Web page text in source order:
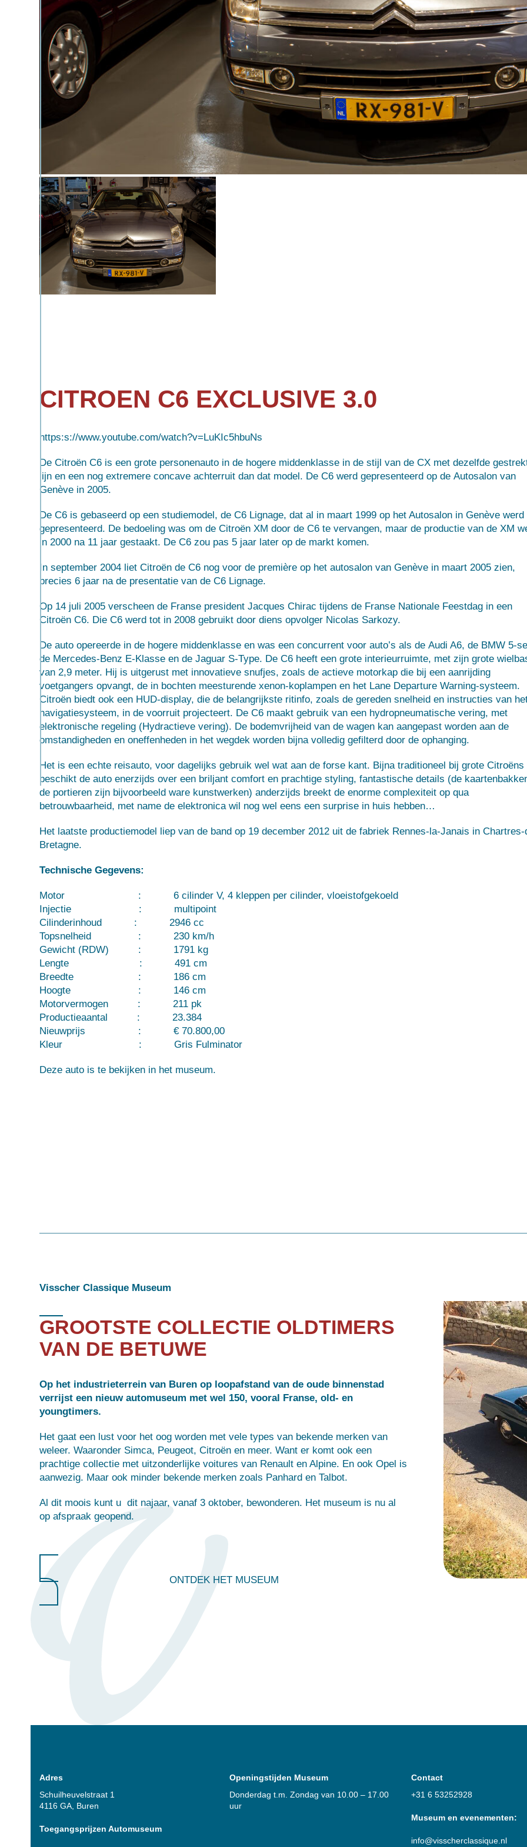
CITROEN C6 EXCLUSIVE 3.0
https:s://www.youtube.com/watch?v=LuKIc5hbuNs
De Citroën C6 is een grote personenauto in de hogere middenklasse in de stijl van de CX met dezelfde
lijn en een nog extremere concave achterruit dan dat model. De C6 werd gepresenteerd op deAutosalon van
Genève in 2005.
De C6 is gebaseerd op eenstudiemodel, deC6 Lignage, dat al in maart 1999 op het Autosalon inGenève werd
gepresenteerd. De bedoeling was om deCitroën XM door de C6 te vervangen, maar de productie van de XM
in 2000 na 11 jaar gestaakt. De C6 zou pas 5 jaar later op de markt komen.
In september 2004 liet Citroën de C6 nog voor de première op het autosalon van Genève in maart 2005 zien,
precies 6 jaar na de presentatie van de C6 Lignage.
Op 14 juli 2005 verscheen de Franse president Jacques Chirac tijdens de Franse Nationale Feestdag in een
Citroën C6. Die C6 werd tot in 2008 gebruikt door diens opvolger Nicolas Sarkozy.
De auto opereerde in de hogere middenklasse en was een concurrent voor auto’s als deAudi A6, de BMW 5-
de Mercedes-Benz E-Klasse en deJaguar S-Type. De C6 heeft een grote interieurruimte, met zijn grote
van 2,9 meter. Hij is uitgerust met innovatieve snufjes, zoals de actieve motorkap die bij een aanrijding
voetgangers opvangt, de in bochten meesturende xenon-koplampen en het Lane Departure Warning-systeem.
Citroën biedt ook een HUD-display, die de belangrijkste ritinfo, zoals de gereden snelheid en instructies van
navigatiesysteem, in de voorruit projecteert. De C6 maakt gebruik van een hydropneumatische vering, met
elektronische regeling (Hydractieve vering). De bodemvrijheid van de wagen kan aangepast worden aan de
omstandigheden en oneffenheden in het wegdek worden bijna volledig gefilterd door de ophanging.
Het is een echte reisauto, voor dagelijks gebruik wel wat aan de forse kant. Bijna traditioneel bij grote Citroëns
beschikt de auto enerzijds over een briljant comfort en prachtige styling, fantastische details (de
de portieren zijn bijvoorbeeld ware kunstwerken) anderzijds breekt de enorme complexiteit op qua
betrouwbaarheid, met name de elektronica wil nog wel eens een surprise in huis hebben…
Het laatste productiemodel liep van de band op 19 december 2012 uit de fabriek Rennes-la-Janais inChartres-
Bretagne.
Technische Gegevens:
Motor : 6 cilinder V, 4 kleppen per cilinder, vloeistofgekoeld
Injectie : multipoint
Cilinderinhoud : 2946 cc
Topsnelheid : 230 km/h
Gewicht (RDW) : 1791 kg
Lengte : 491 cm
Breedte : 186 cm
Hoogte : 146 cm
Motorvermogen : 211 pk
Productieaantal : 23.384
Nieuwprijs : € 70.800,00
Kleur : Gris Fulminator
Deze auto is te bekijken in het museum.
Visscher Classique Museum
GROOTSTE COLLECTIE OLDTIMERS
VAN DE BETUWE
Op het industrieterrein van Buren op loopafstand van de oude binnenstad
verrijst een nieuw automuseum met wel 150, vooral Franse, old- en
youngtimers.
Het gaat een lust voor het oog worden met vele types van bekende merken van
weleer. Waaronder Simca, Peugeot, Citroën en meer. Want er komt ook een
prachtige collectie met uitzonderlijke voitures van Renault en Alpine. En ook Opel is
aanwezig. Maar ook minder bekende merken zoals Panhard en Talbot.
Al dit moois kunt u dit najaar, vanaf 3 oktober, bewonderen. Het museum is nu al
op afspraak geopend.
ONTDEK HET MUSEUM
Adres
Schuilheuvelstraat 1
4116 GA, Buren
Toegangsprijzen Automuseum
Openingstijden Museum
Donderdag t.m. Zondag van 10.00 – 17.00
uur
Contact
+31 6 53252928
Museum en evenementen:
info@visscherclassique.nl